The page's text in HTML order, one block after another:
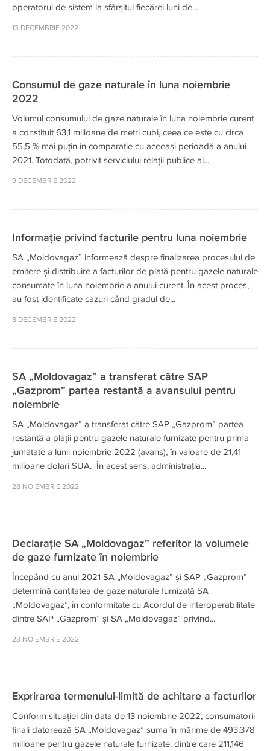
operatorul de sistem la sfârșitul fiecărei luni de...
13 DECEMBRIE 2022
Consumul de gaze naturale în luna noiembrie
2022
Volumul consumului de gaze naturale în luna noiembrie curent
a constituit 63,1 milioane de metri cubi, ceea ce este cu circa
55,5 % mai puțin în comparație cu aceeași perioadă a anului
2021. Totodată, potrivit serviciului relații publice al...
9 DECEMBRIE 2022
Informație privind facturile pentru luna noiembrie
SA „Moldovagaz” informează despre finalizarea procesului de
emitere și distribuire a facturilor de plată pentru gazele naturale
consumate în luna noiembrie a anului curent. În acest proces,
au fost identificate cazuri când gradul de...
8 DECEMBRIE 2022
SA „Moldovagaz” a transferat către SAP
„Gazprom” partea restantă a avansului pentru
noiembrie
SA „Moldovagaz” a transferat către SAP „Gazprom” partea
restantă a plații pentru gazele naturale furnizate pentru prima
jumătate a lunii noiembrie 2022 (avans), în valoare de 21,41
milioane dolari SUA. În acest sens, administrația...
28 NOIEMBRIE 2022
Declarație SA „Moldovagaz” referitor la volumele
de gaze furnizate în noiembrie
Începând cu anul 2021 SA „Moldovagaz” și SAP „Gazprom”
determină cantitatea de gaze naturale furnizată SA
„Moldovagaz”, în conformitate cu Acordul de interoperabilitate
dintre SAP „Gazprom” și SA „Moldovagaz” privind...
23 NOIEMBRIE 2022
Exprirarea termenului-limită de achitare a facturilor
Conform situației din data de 13 noiembrie 2022, consumatorii
finali datorează SA „Moldovagaz” suma în mărime de 493,378
milioane pentru gazele naturale furnizate, dintre care 211,146